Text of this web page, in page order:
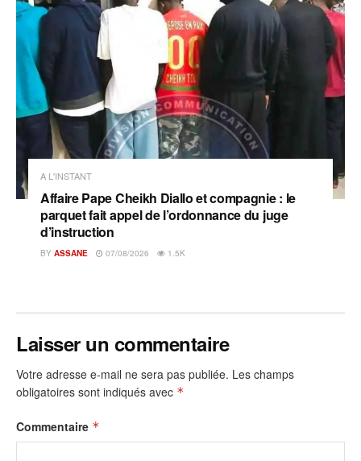
A L'INSTANT
Affaire Pape Cheikh Diallo et compagnie : le
parquet fait appel de l’ordonnance du juge
d’instruction
BY ASSANE 07/08/2026 1.5K
Laisser un commentaire
Votre adresse e-mail ne sera pas publiée. Les champs
obligatoires sont indiqués avec *
Commentaire *